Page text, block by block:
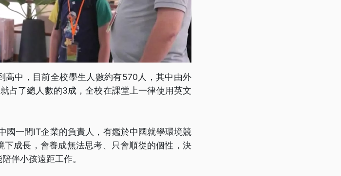
高中，目前全校學生人數約有570人，其中由外
占了總人數的3成，全校在課堂上一律使用英文
國一間IT企業的負責人，有鑑於中國就學環境競
成長，會養成無法思考、只會順從的個性，決
伴小孩遠距工作。